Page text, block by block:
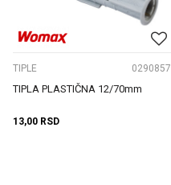
TIPLE 0290857
TIPLA PLASTIČNA 12/70mm
13,00 RSD